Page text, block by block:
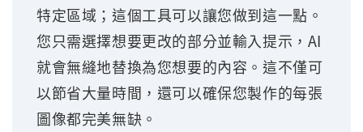
特定區域；這個工具可以讓您做到這一點。
您只需選擇想要更改的部分並輸入提示，AI
就會無縫地替換為您想要的內容。這不僅可
以節省大量時間，還可以確保您製作的每張
圖像都完美無缺。